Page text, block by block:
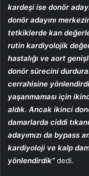
kardeşi ise donör
donör adayını
tetkiklerde kan
rutin kardiyolojik
hastalığı ve aort
donör sürecini
cerrahisine
yaşanmaması için
aldık. Ancak ikinci
damarlarda ciddi
adayımızı da bypass
kardiyoloji ve kalp
yönlendirdik”dedi.